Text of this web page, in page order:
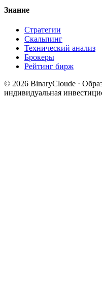
Знание
Стратегии
Скальпинг
Технический анализ
Брокеры
Рейтинг бирж
© 2026 BinaryCloude ·
индивидуальная